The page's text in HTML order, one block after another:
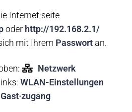
Internet·seite
oder http://192.168.2.1/
mit Ihrem Passwort an.
Netzwerk
WLAN-Einstellungen
Gast·zugang